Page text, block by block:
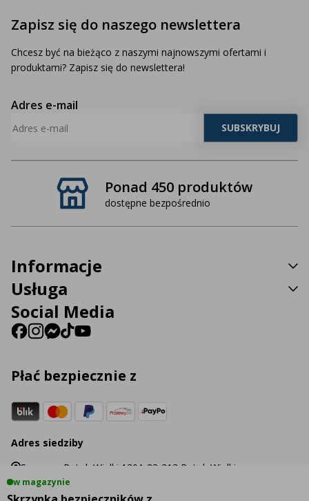
w magazynie
Ponad 450 produktów
dostępne bezpośrednio
Zapisz się do naszego newslettera
Chcesz być na bieżąco z naszymi najnowszymi ofertami i
produktami? Zapisz się do newslettera!
Adres e-mail
Informacje
Usługa
Social Media
Płać bezpiecznie z
Adres siedziby
Sp. z o.o. Potok Wielki 130A 23-313 Potok Wielki